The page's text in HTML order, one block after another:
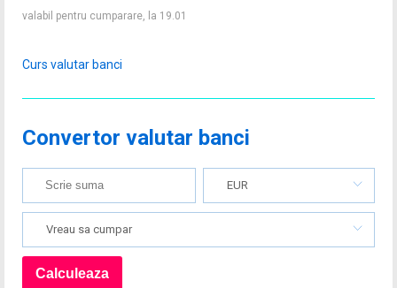
valabil pentru cumparare, la 19.01
Curs valutar banci
Convertor valutar banci
EUR
Vreau sa cumpar